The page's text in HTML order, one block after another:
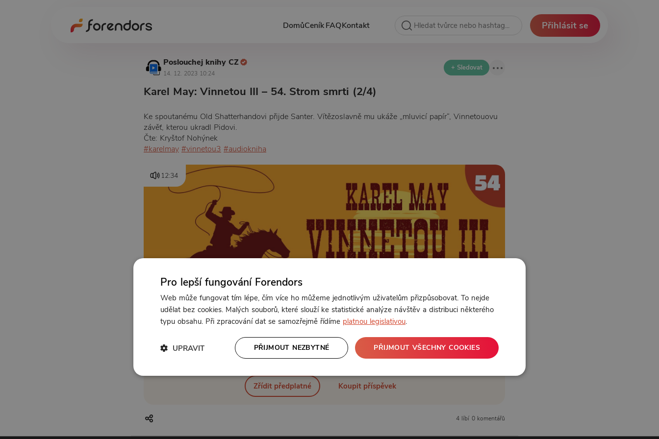
DomůCeníkFAQKontakt Přihlásit se
Poslouchej knihy CZ
14. 12. 2023 10:24
+ Sledovat
Karel May: Vinnetou III – 54. Strom smrti (2/4)
Ke spoutanému Old Shatterhandovi přijde Santer. Vítězoslavně mu ukáže „mluvicí papír“, Vinnetouovu
závěť, kterou ukradl Pidovi.
Čte: Kryštof Nohýnek
#karelmay #vinnetou3 #audiokniha
12:34
Od 89 Kč měsíčně nebo 39 Kč jednorázově
Zřídit předplatné Koupit příspěvek
4 líbí 0 komentářů
Pro lepší fungování Forendors
Web může fungovat tím lépe, čím více ho můžeme jednotlivým uživatelům přizpůsobovat. To nejde
udělat bez cookies. Malých souborů, které slouží ke statistické analýze návštěv a distribuci některého
typu obsahu. Při zpracování dat se samozřejmě řídíme platnou legislativou.
PŘIJMOUT VŠECHNY COOKIES
PŘIJMOUT NEZBYTNÉ
UPRAVIT